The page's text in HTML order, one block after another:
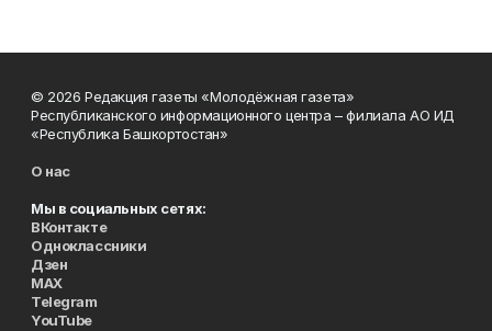
© 2026 Редакция газеты «Молодёжная газета»
Республиканского информационного центра – филиала АО ИД
«Республика Башкортостан»
О нас
Мы в социальных сетях:
ВКонтакте
Одноклассники
Дзен
MAX
Telegram
YouTube